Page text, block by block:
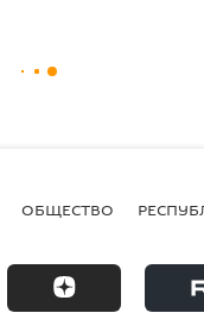
ОБЩЕСТВО